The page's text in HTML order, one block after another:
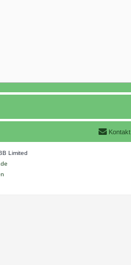
Kontakt
Limited